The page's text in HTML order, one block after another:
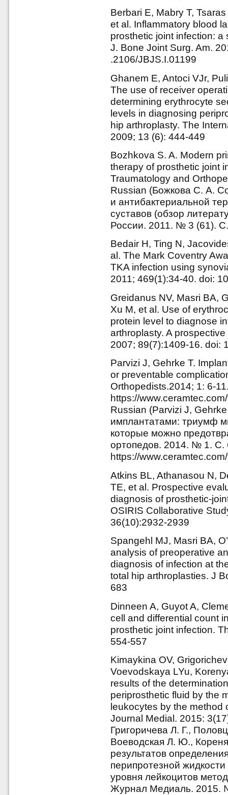
Berbari E, Mabry T,
et al. Inflammatory blood
prosthetic joint infection:
J. Bone Joint Surg. Am.
.2106/JBJS.I.01199
Ghanem E, Antoci VJr,
The use of receiver
determining erythrocyte
levels in diagnosing
hip arthroplasty. The
2009; 13 (6): 444-449
Bozhkova S. A. Modern
therapy of prosthetic joint
Traumatology and
Russian (Божкова С. А.
и антибактериальной
суставов (обзор
России. 2011. № 3 (61).
Bedair H, Ting N,
al. The Mark Coventry
TKA infection using
2011; 469(1):34-40. doi:
Greidanus NV, Masri BA,
Xu M, et al. Use of
protein level to diagnose
arthroplasty. A
2007; 89(7):1409-16. doi:
Parvizi J, Gehrke T.
or preventable
Orthopedists.2014; 1: 6-
https://
Russian (Parvizi J,
имплантатами: триумф
которые можно
ортопедов. 2014. № 1. С.
https://
Atkins BL, Athanasou N,
TE, et al. Prospective
diagnosis of prosthetic-
OSIRIS Collaborative
36(10):2932-2939
Spangehl MJ, Masri BA,
analysis of preoperative
diagnosis of infection at
total hip arthroplasties. J
683
Dinneen A, Guyot A,
cell and differential count
prosthetic joint infection.
554-557
Kimaykina OV,
Voevodskaya LYu,
results of the
periprosthetic fluid by the
leukocytes by the
Journal Medial. 2015:
Григоричева Л. Г.,
Воеводская Л. Ю.,
результатов
перипротезной
уровня лейкоцитов
Журнал Медиаль. 2015.